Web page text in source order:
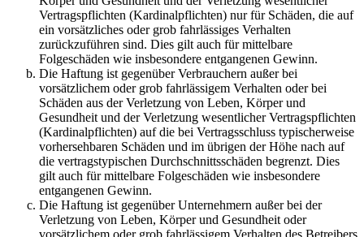
Vertragspflichten (Kardinalpflichten) nur für Schäden, die auf
ein vorsätzliches oder grob fahrlässiges Verhalten
zurückzuführen sind. Dies gilt auch für mittelbare
Folgeschäden wie insbesondere entgangenen Gewinn.
Die Haftung ist gegenüber Verbrauchern außer bei
vorsätzlichem oder grob fahrlässigem Verhalten oder bei
Schäden aus der Verletzung von Leben, Körper und
Gesundheit und der Verletzung wesentlicher Vertragspflichten
(Kardinalpflichten) auf die bei Vertragsschluss typischerweise
vorhersehbaren Schäden und im übrigen der Höhe nach auf
die vertragstypischen Durchschnittsschäden begrenzt. Dies
gilt auch für mittelbare Folgeschäden wie insbesondere
entgangenen Gewinn.
Die Haftung ist gegenüber Unternehmern außer bei der
Verletzung von Leben, Körper und Gesundheit oder